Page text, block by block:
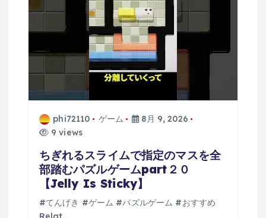
phi72110 ゲーム
8月 9, 2026
9 views
ちぎれるスライムで指定のマスを全
部踏むパズルゲームpart２０
【Jelly Is Sticky】
#てんげき #ゲーム #パズルゲーム #おすすめ